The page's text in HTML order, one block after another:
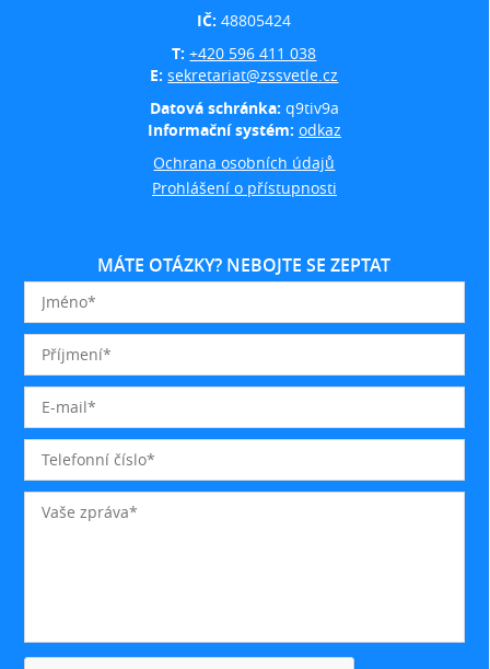
IČ:48805424
T:+420 596 411 038
E:sekretariat@zssvetle.cz
Datová schránka: q9tiv9a
Informační systém: odkaz
Ochrana osobních údajů
Prohlášení o přístupnosti
MÁTE OTÁZKY? NEBOJTE SE ZEPTAT